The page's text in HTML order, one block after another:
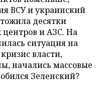
ВСУ и украинский
десятки
центров и АЗС. На
ситуация на
власти,
начались массовые
Зеленский?